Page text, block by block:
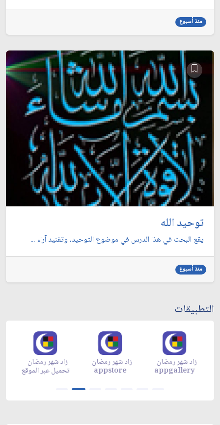
منذ أسبوع
توحيد الله
يقع البحث في هذا الدرس في موضوع التوحيد، وتفنيد آراء ...
منذ أسبوع
التطبيقات
زاد شهر رمضان -
تحميل عبر الموقع
زاد شهر رمضان -
appstore
زاد شهر رمضان -
appgallery